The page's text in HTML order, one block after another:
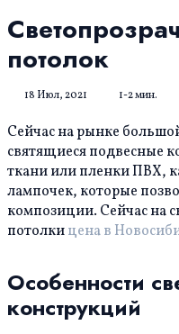
потолок
18 Июл, 2021 1-2 мин.
Сейчас на рынке
святящиеся подвесные
ткани или пленки ПВХ,
лампочек, которые
композиции. Сейчас на
потолкицена в
Особенности
конструкций